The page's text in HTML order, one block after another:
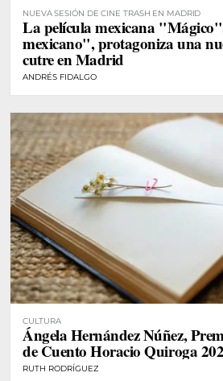
NUEVA SESIÓN DE CINE TRASH EN MADRID
La película mexicana
mexicano", protagoniza una
cutre en Madrid
ANDRÉS FIDALGO
CULTURA
Ángela Hernández Núñez,
de Cuento Horacio Quiroga
RUTH RODRÍGUEZ